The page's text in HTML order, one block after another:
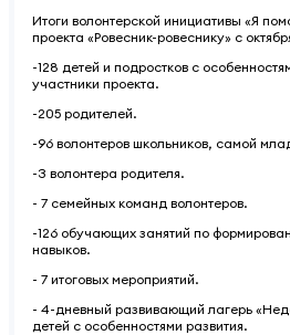
Итоги волонтерской инициативы «Я
проекта «Ровесник-ровеснику» с
-128 детей и подростков с
участники проекта.
-205 родителей.
-96 волонтеров школьников, самой
-3 волонтера родителя.
- 7 семейных команд волонтеров.
-126 обучающих занятий по
навыков.
- 7 итоговых мероприятий.
- 4-дневный развивающий лагерь
детей с особенностями развития.